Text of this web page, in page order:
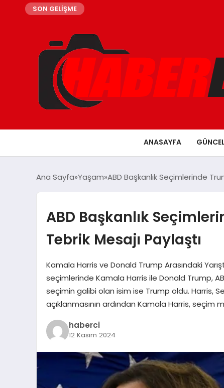
SON GELİŞME
ANASAYFA GÜNCEL
Ana Sayfa Yaşam ABD Başkanlık Seçimlerinde
ABD Başkanlık
Tebrik Mesajı Paylaştı
Kamala Harris ve Donald Trump Arasındaki
seçimlerinde Kamala Harris ile Donald Trump,
seçimin galibi olan isim ise Trump oldu. Harris,
açıklanmasının ardından Kamala Harris,
haberci
12 Kasım 2024